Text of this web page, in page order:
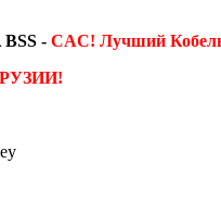
- CAC! Лучший